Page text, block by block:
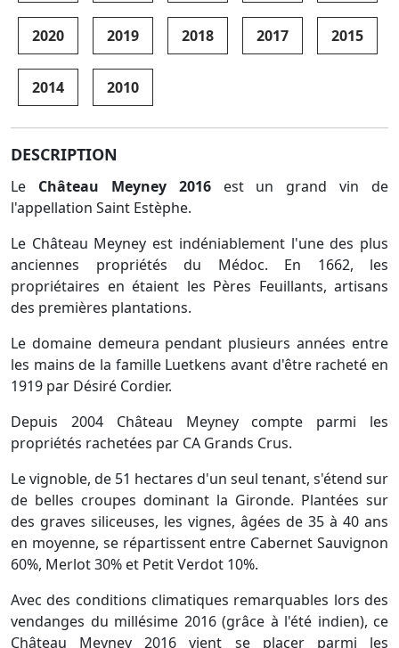
2020 2019 2018 2017 2015
2014 2010
DESCRIPTION
Le Château Meyney 2016est un grand vin de
l'appellation Saint Estèphe.
Le Château Meyney est indéniablement l'une des plus
anciennes propriétés du Médoc. En 1662, les
propriétaires en étaient les Pères Feuillants, artisans
des premières plantations.
Le domaine demeura pendant plusieurs années entre
les mains de la famille Luetkens avant d'être racheté en
1919 par Désiré Cordier.
Depuis 2004 Château Meyney compte parmi les
propriétés rachetées par CA Grands Crus.
Le vignoble, de 51 hectares d'un seul tenant, s'étend sur
de belles croupes dominant la Gironde. Plantées sur
des graves siliceuses, les vignes, âgées de 35 à 40 ans
en moyenne, se répartissent entre Cabernet Sauvignon
60%, Merlot 30% et Petit Verdot 10%.
Avec des conditions climatiques remarquables lors des
vendanges du millésime 2016 (grâce à l'été indien), ce
Château Meyney 2016 vient se placer parmi les